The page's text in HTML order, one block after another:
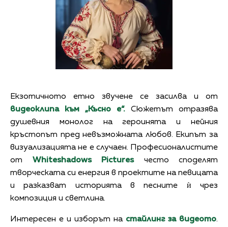
Екзотичното етно звучене се засилва и от
видеоклипа към „Късно е“. Сюжетът отразява
душевния монолог на героинята и нейния
кръстопът пред невъзможната любов. Екипът за
визуализацията не е случаен. Професионалистите
от Whiteshadows Picturesчесто споделят
творческата си енергия в проектите на певицата
и разказват историята в песните ѝ чрез
композиция и светлина.
Интересен е и изборът на стайлинг за видеото.